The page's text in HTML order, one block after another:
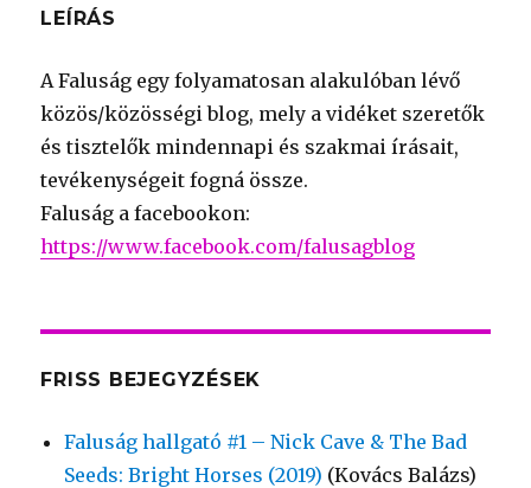
LEÍRÁS
A Faluság egy folyamatosan alakulóban lévő
közös/közösségi blog, mely a vidéket szeretők
és tisztelők mindennapi és szakmai írásait,
tevékenységeit fogná össze.
Faluság a facebookon:
https://www.facebook.com/falusagblog
FRISS BEJEGYZÉSEK
Faluság hallgató #1 – Nick Cave & The Bad
Seeds: Bright Horses (2019) (Kovács Balázs)